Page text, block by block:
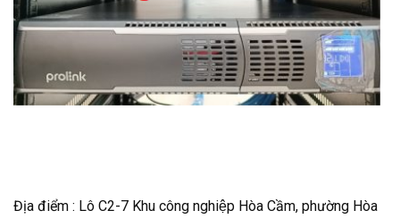
Địa điểm : Lô C2-7 Khu công nghiệp Hòa Cầm, phường Hòa